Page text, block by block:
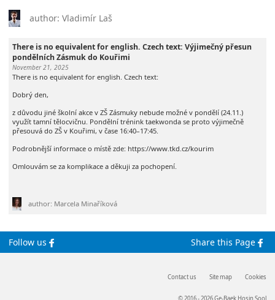
author: Vladimír Laš
There is no equivalent for english. Czech text: Výjimečný přesun
pondělních Zásmuk do Kouřimi
November 21, 2025
There is no equivalent for english. Czech text:
Dobrý den,
z důvodu jiné školní akce v ZŠ Zásmuky nebude možné v pondělí (24.11.)
využít tamní tělocvičnu. Pondělní trénink taekwonda se proto výjimečně
přesouvá do ZŠ v Kouřimi, v čase 16:40–17:45.
Podrobnější informace o místě zde: https://www.tkd.cz/kourim
Omlouvám se za komplikace a děkuji za pochopení.
author: Marcela Minaříková
Follow us Share this Page
Contact us Site map Cookies